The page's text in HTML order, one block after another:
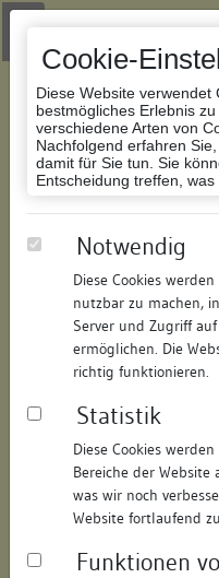
Cookie-
Diese Website verwendet
bestmögliches Erlebnis
verschiedene Arten von
Nachfolgend erfahren
damit für Sie tun. Sie
Entscheidung treffen, was
Notwendig
Diese Cookies
nutzbar zu machen,
Server und Zugriff
ermöglichen. Die
richtig funktionieren.
Statistik
Diese Cookies
Bereiche der
was wir noch
Website fortlaufend
Funktionen
Zur Navigation springen
Zum Inhalt der Website springen
Datenbank
301315059158/
Datenbestand:
Objektdaten
Straße:
Hausnummer:
Postleitzahl: